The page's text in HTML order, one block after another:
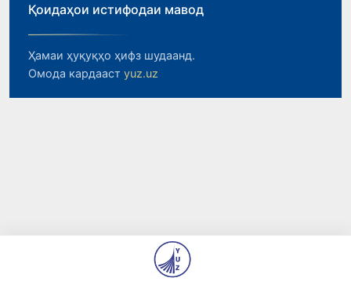
Қоидаҳои истифодаи мавод
Ҳамаи ҳуқуқҳо ҳифз шудаанд.
Омода кардааст yuz.uz